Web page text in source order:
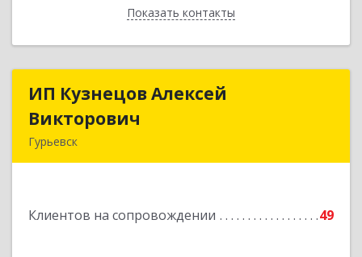
Показать контакты
Назад
ИП Кузнецов Алексей
Викторович
Гурьевск
Клиентов на сопровождении 49
ИП Кузнецов Алексей
Подробнее